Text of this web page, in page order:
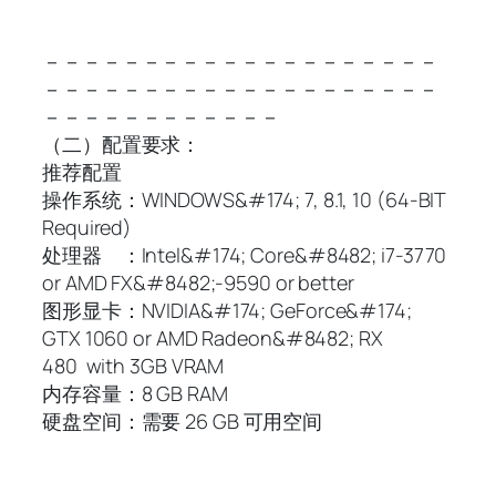
－－－－－－－－－－－－－－－－－－－－
－－－－－－－－－－－－－－－－－－－－
－－－－－－－－－－－－
（二）配置要求：
推荐配置
操作系统：WINDOWS&#174; 7, 8.1, 10 (64-BIT
Required)
处理器 ：Intel&#174; Core&#8482; i7-3770
or AMD FX&#8482;-9590 or better
图形显卡：NVIDIA&#174; GeForce&#174;
GTX 1060 or AMD Radeon&#8482; RX
480 with 3GB VRAM
内存容量：8 GB RAM
硬盘空间：需要 26 GB 可用空间